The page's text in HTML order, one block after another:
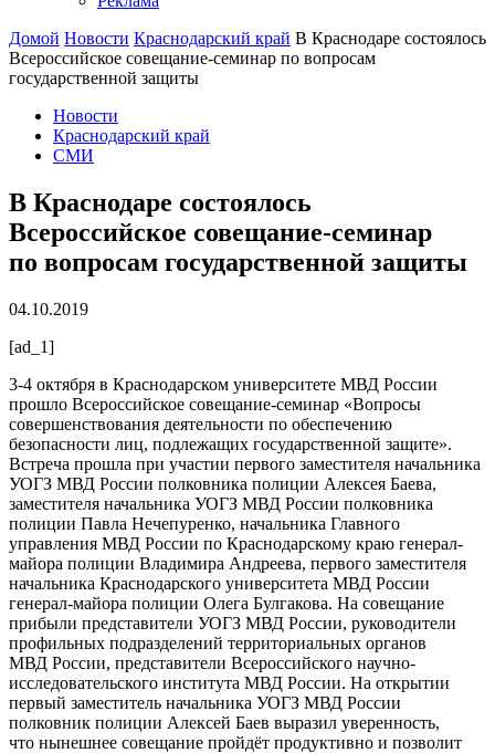
Домой Новости Краснодарский край В Краснодаре состоялось
Всероссийское совещание-семинар по вопросам
государственной защиты
Новости
Краснодарский край
СМИ
В Краснодаре состоялось
Всероссийское совещание-семинар
по вопросам государственной защиты
04.10.2019
[ad_1]
3-4 октября в Краснодарском университете МВД России
прошло Всероссийское совещание-семинар «Вопросы
совершенствования деятельности по обеспечению
безопасности лиц, подлежащих государственной защите».
Встреча прошла при участии первого заместителя начальника
УОГЗ МВД России полковника полиции Алексея Баева,
заместителя начальника УОГЗ МВД России полковника
полиции Павла Нечепуренко, начальника Главного
управления МВД России по Краснодарскому краю генерал-
майора полиции Владимира Андреева, первого заместителя
начальника Краснодарского университета МВД России
генерал-майора полиции Олега Булгакова. На совещание
прибыли представители УОГЗ МВД России, руководители
профильных подразделений территориальных органов
МВД России, представители Всероссийского научно-
исследовательского института МВД России. На открытии
первый заместитель начальника УОГЗ МВД России
полковник полиции Алексей Баев выразил уверенность,
что нынешнее совещание пройдёт продуктивно и позволит